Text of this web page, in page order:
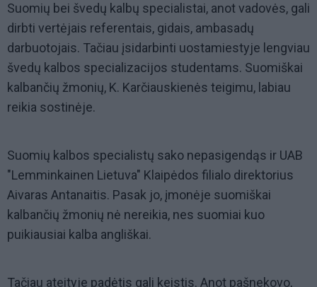
Suomių bei švedų kalbų specialistai, anot vadovės, gali
dirbti vertėjais referentais, gidais, ambasadų
darbuotojais. Tačiau įsidarbinti uostamiestyje lengviau
švedų kalbos specializacijos studentams. Suomiškai
kalbančių žmonių, K. Karčiauskienės teigimu, labiau
reikia sostinėje.
Suomių kalbos specialistų sako nepasigendąs ir UAB
"Lemminkainen Lietuva" Klaipėdos filialo direktorius
Aivaras Antanaitis. Pasak jo, įmonėje suomiškai
kalbančių žmonių nė nereikia, nes suomiai kuo
puikiausiai kalba angliškai.
Tačiau ateityje padėtis gali keistis. Anot pašnekovo,